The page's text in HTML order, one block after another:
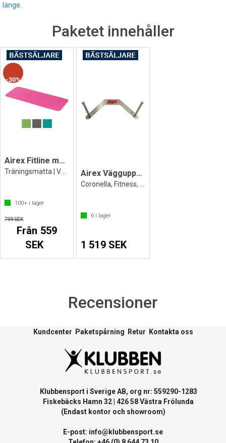
länge.
Paketet innehåller
30%
Airex Fitline matta 140x60x1 cm
100+ i lager
799 SEK
Från 559
SEK
Airex Väggupphäng för mattor med hål
6 i lager
1 519 SEK
Recensioner
Kundcenter Paketspårning Retur Kontakta oss
Klubbensport i Sverige AB, org nr: 559290-1283
Fiskebäcks Hamn 32 | 426 58 Västra Frölunda
(Endast kontor och showroom)
E-post: info@klubbensport.se